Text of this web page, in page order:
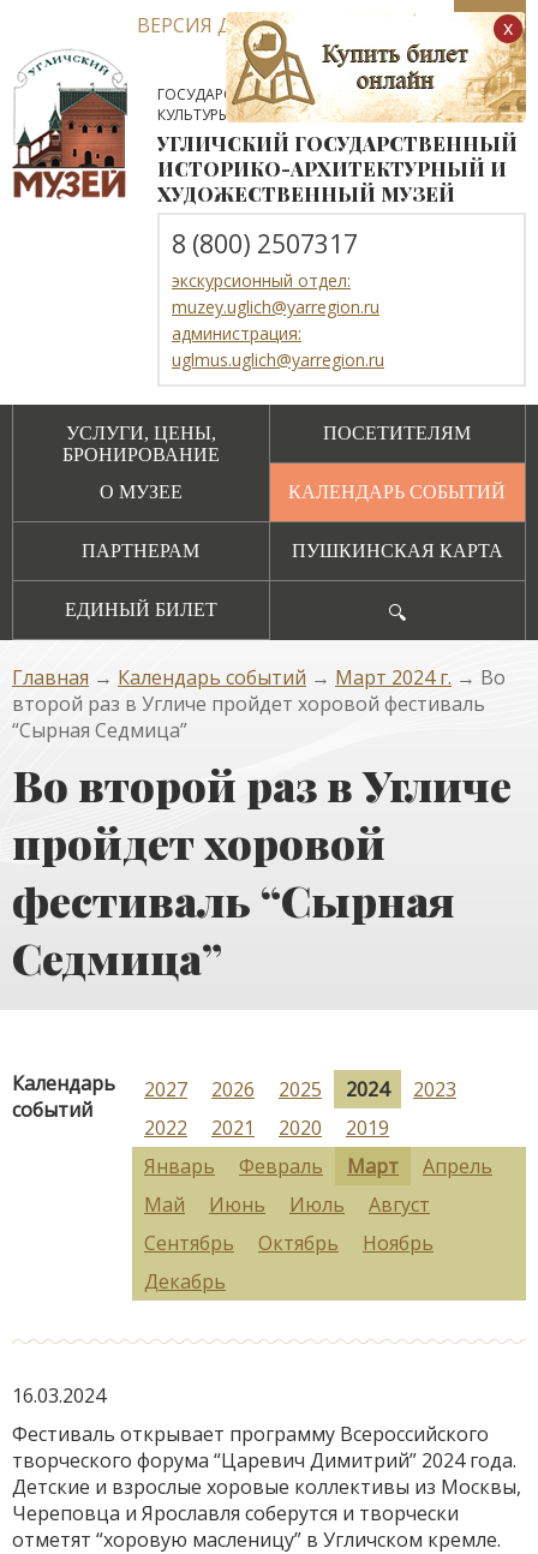
ВЕРСИЯ ДЛЯ СЛАБОВИДЯЩИХ
ГОСУДАРСТВЕННОЕ АВТОНОМНОЕ УЧРЕЖДЕНИЕ
КУЛЬТУРЫ ЯРОСЛАВСКОЙ ОБЛАСТИ
УГЛИЧСКИЙ ГОСУДАРСТВЕННЫЙ
ИСТОРИКО-АРХИТЕКТУРНЫЙ И
ХУДОЖЕСТВЕННЫЙ МУЗЕЙ
8 (800) 2507317
экскурсионный отдел:
muzey.uglich@yarregion.ru
администрация:
uglmus.uglich@yarregion.ru
УСЛУГИ, ЦЕНЫ,
БРОНИРОВАНИЕ
ПОСЕТИТЕЛЯМ
О МУЗЕЕ КАЛЕНДАРЬ СОБЫТИЙ
ПАРТНЕРАМ ПУШКИНСКАЯ КАРТА
ЕДИНЫЙ БИЛЕТ 🔍
Главная → Календарь событий → Март 2024 г. → Во
второй раз в Угличе пройдет хоровой фестиваль
“Сырная Седмица”
Во второй раз в Угличе
пройдет хоровой
фестиваль “Сырная
Седмица”
Календарь
событий
2027 2026 2025 2024
2023
2022
2021 2020
2019
Январь
Февраль Март
Апрель
Май
Июнь Июль
Август
Сентябрь
Октябрь
Ноябрь
Декабрь
16.03.2024
Фестиваль открывает программу Всероссийского
творческого форума “Царевич Димитрий” 2024 года.
Детские и взрослые хоровые коллективы из Москвы,
Череповца и Ярославля соберутся и творчески
отметят “хоровую масленицу” в Угличском кремле.
x